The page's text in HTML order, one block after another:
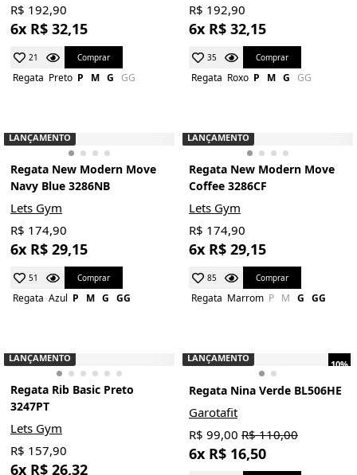
R$ 192,90
6x R$ 32,15
21 Comprar
Regata Preto P M G GG
R$ 192,90
6x R$ 32,15
35 Comprar
Regata Roxo P M G GG
LANÇAMENTO
Regata New Modern Move
Navy Blue 3286NB
Lets Gym
R$ 174,90
6x R$ 29,15
51 Comprar
Regata Azul P M G GG
LANÇAMENTO
Regata New Modern Move
Coffee 3286CF
Lets Gym
R$ 174,90
6x R$ 29,15
85 Comprar
Regata Marrom P M G GG
LANÇAMENTO
Regata Rib Basic Preto
3247PT
Lets Gym
R$ 157,90
6x R$ 26,32
10%
LANÇAMENTO
Regata Nina Verde BL506HE
Garotafit
R$ 99,00 R$ 110,00
6x R$ 16,50